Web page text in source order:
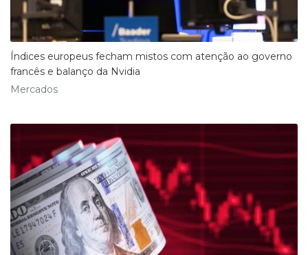
Índices europeus fecham mistos com atenção ao governo
francês e balanço da Nvidia
Mercados